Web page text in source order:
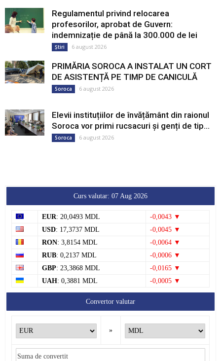
Regulamentul privind relocarea
profesorilor, aprobat de Guvern:
indemnizație de până la 300.000 de lei
Știri 6 august 2026
PRIMĂRIA SOROCA A INSTALAT UN CORT
DE ASISTENȚĂ PE TIMP DE CANICULĂ
Soroca 6 august 2026
Elevii instituțiilor de învățământ din raionul
Soroca vor primi rucsacuri și genți de tip...
Soroca 6 august 2026
Curs valutar: 07 Aug 2026
EUR: 20,0493 MDL
-0,0043 ▼
USD: 17,3737 MDL
-0,0045 ▼
RON: 3,8154 MDL
-0,0064 ▼
RUB: 0,2137 MDL
-0,0006 ▼
GBP: 23,3868 MDL
-0,0165 ▼
UAH: 0,3881 MDL -0,0005 ▼
Convertor valutar
»